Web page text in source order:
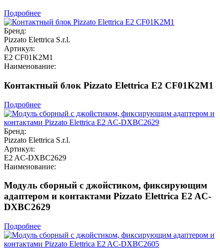
Подробнее
Бренд:
Pizzato Elettrica S.r.l.
Артикул:
E2 CF01K2M1
Наименование:
Контактный блок Pizzato Elettrica E2 CF01K2M1
Подробнее
Бренд:
Pizzato Elettrica S.r.l.
Артикул:
E2 AC-DXBC2629
Наименование:
Модуль сборный с джойстиком, фиксирующим
адаптером и контактами Pizzato Elettrica E2 AC-
DXBC2629
Подробнее